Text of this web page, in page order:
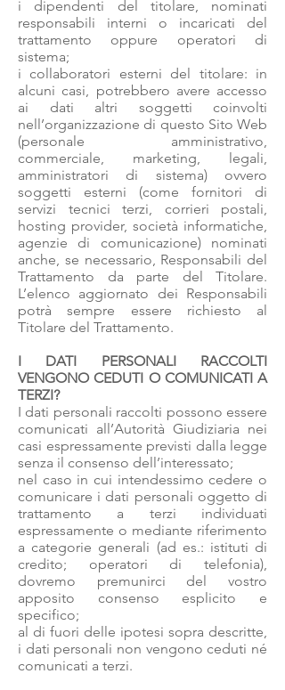
i dipendenti del titolare, nominati
responsabili interni o incaricati del
trattamento oppure operatori di
sistema;
i collaboratori esterni del titolare: in
alcuni casi, potrebbero avere accesso
ai dati altri soggetti coinvolti
nell’organizzazione di questo Sito Web
(personale amministrativo,
commerciale, marketing, legali,
amministratori di sistema) ovvero
soggetti esterni (come fornitori di
servizi tecnici terzi, corrieri postali,
hosting provider, società informatiche,
agenzie di comunicazione) nominati
anche, se necessario, Responsabili del
Trattamento da parte del Titolare.
L’elenco aggiornato dei Responsabili
potrà sempre essere richiesto al
Titolare del Trattamento.
I DATI PERSONALI RACCOLTI
VENGONO CEDUTI O COMUNICATI A
TERZI?
I dati personali raccolti possono essere
comunicati all’Autorità Giudiziaria nei
casi espressamente previsti dalla legge
senza il consenso dell’interessato;
nel caso in cui intendessimo cedere o
comunicare i dati personali oggetto di
trattamento a terzi individuati
espressamente o mediante riferimento
a categorie generali (ad es.: istituti di
credito; operatori di telefonia),
dovremo premunirci del vostro
apposito consenso esplicito e
specifico;
al di fuori delle ipotesi sopra descritte,
i dati personali non vengono ceduti né
comunicati a terzi.